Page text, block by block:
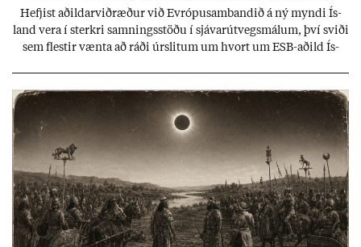
Hefj­ist að­ild­ar­við­ræð­ur við Evr­ópu­sam­band­ið á ný myndi Ís­
land vera í sterkri samn­ings­stöðu í sjáv­ar­út­vegs­mál­um, því sviði
sem flest­ir vænta að ráði úr­slit­um um hvort um ESB-að­ild Ís­
kerfi, en sveigj­an­leiki til lausna er um­tals­verð­ur.